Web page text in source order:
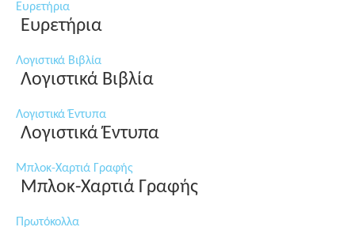
Ευρετήρια
Ευρετήρια
Λογιστικά Βιβλία
Λογιστικά Βιβλία
Λογιστικά Έντυπα
Λογιστικά Έντυπα
Μπλοκ-Χαρτιά Γραφής
Μπλοκ-Χαρτιά Γραφής
Πρωτόκολλα